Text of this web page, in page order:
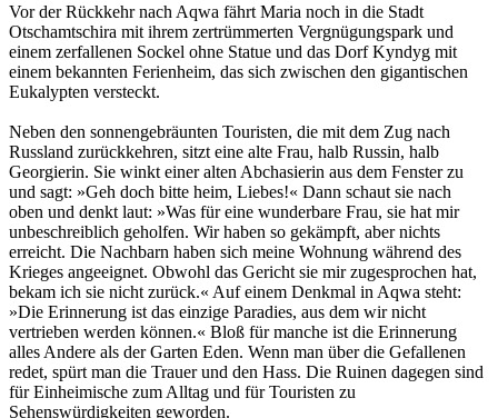
Vor der Rückkehr nach Aqwa fährt Maria noch in die Stadt
Otschamtschira mit ihrem zertrümmerten Vergnügungspark und
einem zerfallenen Sockel ohne Statue und das Dorf Kyndyg mit
einem bekannten Ferienheim, das sich zwischen den gigantischen
Eukalypten versteckt.
Neben den sonnengebräunten Touristen, die mit dem Zug nach
Russland zurückkehren, sitzt eine alte Frau, halb Russin, halb
Georgierin. Sie winkt einer alten Abchasierin aus dem Fenster zu
und sagt: »Geh doch bitte heim, Liebes!« Dann schaut sie nach
oben und denkt laut: »Was für eine wunderbare Frau, sie hat mir
unbeschreiblich geholfen. Wir haben so gekämpft, aber nichts
erreicht. Die Nachbarn haben sich meine Wohnung während des
Krieges angeeignet. Obwohl das Gericht sie mir zugesprochen hat,
bekam ich sie nicht zurück.« Auf einem Denkmal in Aqwa steht:
»Die Erinnerung ist das einzige Paradies, aus dem wir nicht
vertrieben werden können.« Bloß für manche ist die Erinnerung
alles Andere als der Garten Eden. Wenn man über die Gefallenen
redet, spürt man die Trauer und den Hass. Die Ruinen dagegen sind
für Einheimische zum Alltag und für Touristen zu
Sehenswürdigkeiten geworden.